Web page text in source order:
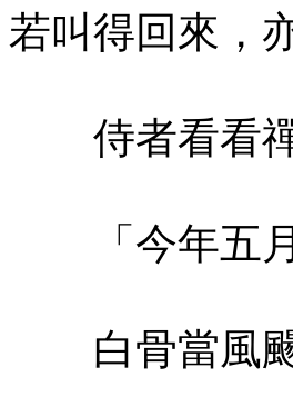
若叫得回來，
侍者看看禪
「今年五月
白骨當風颺